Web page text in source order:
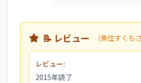
📝 レビュー （魚住すくも
レビュー:
2015年読了